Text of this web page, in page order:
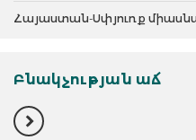
Հայաստան-Սփյուռք
Բնակչության աճ